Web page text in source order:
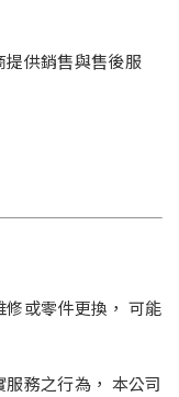
供銷售與售後服
或零件更換， 可能
務之行為， 本公司